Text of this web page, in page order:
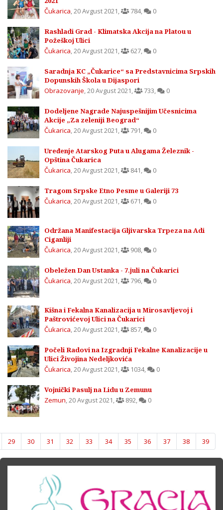
Čukarica,20 Avgust 2021, 784, 0
Rashladi Grad - Klimatska Akcija na Platou u
Požeškoj Ulici
Čukarica,20 Avgust 2021, 627, 0
Saradnja KC „Čukarice“ sa Predstavnicima Srpskih
Dopunskih Škola u Dijaspori
Obrazovanje,20 Avgust 2021, 733, 0
Dodeljene Nagrade Najuspešnijim Učesnicima
Akcije „Za zeleniji Beograd“
Čukarica,20 Avgust 2021, 791, 0
Uređenje Atarskog Puta u Alugama Železnik -
Opština Čukarica
Čukarica,20 Avgust 2021, 841, 0
Tragom Srpske Etno Pesme u Galeriji 73
Čukarica,20 Avgust 2021, 671, 0
Održana Manifestacija Gljivarska Trpeza na Adi
Ciganliji
Čukarica,20 Avgust 2021, 908, 0
Obeležen Dan Ustanka - 7.juli na Čukarici
Čukarica,20 Avgust 2021, 796, 0
Kišna i Fekalna Kanalizacija u Mirosavljevoj i
Paštrovićevoj Ulici na Čukarici
Čukarica,20 Avgust 2021, 857, 0
Počeli Radovi na Izgradnji Fekalne Kanalizacije u
Ulici Živojina Nedeljkovića
Čukarica,20 Avgust 2021, 1034, 0
Vojnički Pasulj na Lidu u Zemunu
Zemun,20 Avgust 2021, 892, 0
29 30 31 32 33 34 35 36 37 38 39